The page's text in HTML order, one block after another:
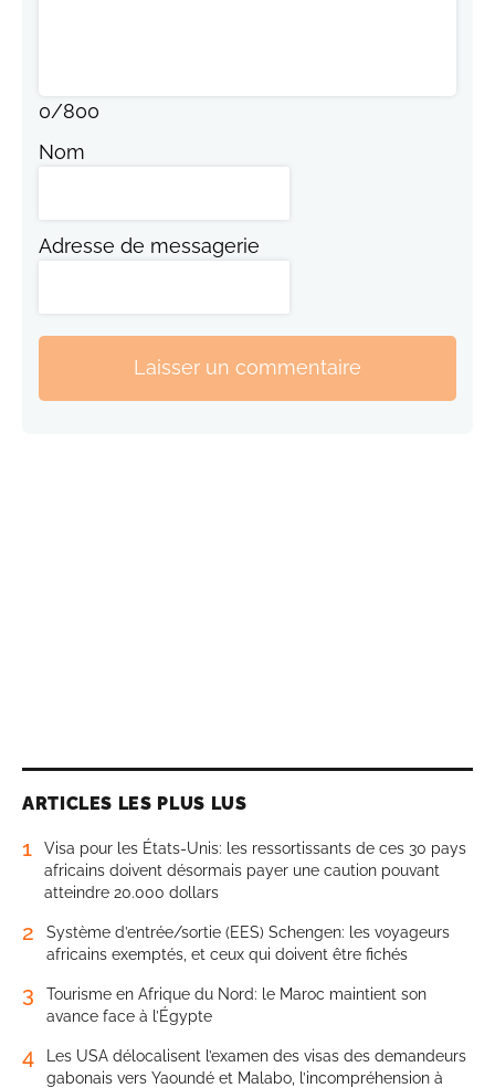
0/800
Nom
Adresse de messagerie
Laisser un commentaire
ARTICLES LES PLUS LUS
1
Visa pour les États-Unis: les ressortissants de ces 30 pays
africains doivent désormais payer une caution pouvant
atteindre 20.000 dollars
2
Système d’entrée/sortie (EES) Schengen: les voyageurs
africains exemptés, et ceux qui doivent être fichés
3
Tourisme en Afrique du Nord: le Maroc maintient son
avance face à l’Égypte
4
Les USA délocalisent l’examen des visas des demandeurs
gabonais vers Yaoundé et Malabo, l’incompréhension à